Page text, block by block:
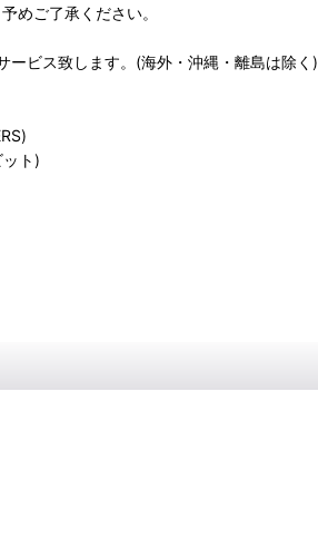
めご了承ください。
ビス致します。(海外・沖縄・離島は除く)
ト)